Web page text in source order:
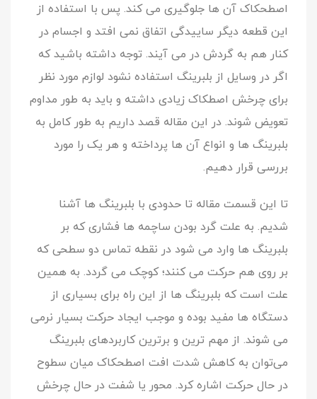
اصطحکاک آن ها جلوگیری می کند. پس با استفاده از
این قطعه دیگر ساییدگی اتفاق نمی افتد و اجسام در
کنار هم به گردش در می آیند. توجه داشته باشید که
اگر در وسایل از بلبرینگ استفاده نشود لوازم مورد نظر
برای چرخش اصطکاک زیادی داشته و باید به طور مداوم
تعویض شوند. در این مقاله قصد داریم به ‌طور کامل به
بلبرینگ ها و انواع آن ها پرداخته و هر یک را مورد
بررسی قرار دهیم.
تا این قسمت مقاله تا حدودی با بلبرینگ ها آشنا
شدیم. به علت گرد بودن ساچمه ها فشاری که بر
بلبرینگ ها وارد می شود در نقطه تماس دو سطحی که
بر روی هم حرکت می کنند؛ کوچک می گردد. به همین
علت است که بلبرینگ ها از این راه برای بسیاری از
دستگاه ها مفید بوده و موجب ایجاد حرکت بسیار نرمی
می شوند. از مهم ترین و برترین کاربردهای بلبرینگ
می‌توان به کاهش شدت افت اصطحکاک میان سطوح
در حال حرکت اشاره کرد. محور یا شفت در حال چرخش